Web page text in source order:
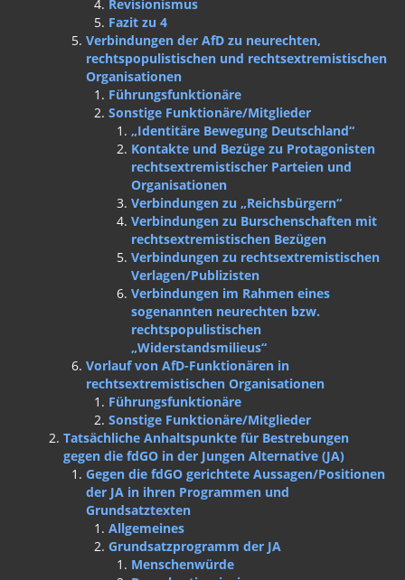
Revisionismus
Fazit zu 4
Verbindungen der AfD zu neurechten,
rechtspopulistischen und rechtsextremistischen
Organisationen
Führungsfunktionäre
Sonstige Funktionäre/Mitglieder
„Identitäre Bewegung Deutschland“
Kontakte und Bezüge zu Protagonisten
rechtsextremistischer Parteien und
Organisationen
Verbindungen zu „Reichsbürgern“
Verbindungen zu Burschenschaften mit
rechtsextremistischen Bezügen
Verbindungen zu rechtsextremistischen
Verlagen/Publizisten
Verbindungen im Rahmen eines
sogenannten neurechten bzw.
rechtspopulistischen
„Widerstandsmilieus“
Vorlauf von AfD-Funktionären in
rechtsextremistischen Organisationen
Führungsfunktionäre
Sonstige Funktionäre/Mitglieder
Tatsächliche Anhaltspunkte für Bestrebungen
gegen die fdGO in der Jungen Alternative (JA)
Gegen die fdGO gerichtete Aussagen/Positionen
der JA in ihren Programmen und
Grundsatztexten
Allgemeines
Grundsatzprogramm der JA
Menschenwürde